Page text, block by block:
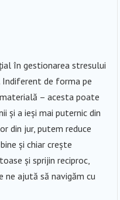
în gestionarea stresului
Indiferent de forma pe
– acesta poate
și a ieși mai puternic din
din jur, putem reduce
și chiar crește
și sprijin reciproc,
ne ajută să navigăm cu